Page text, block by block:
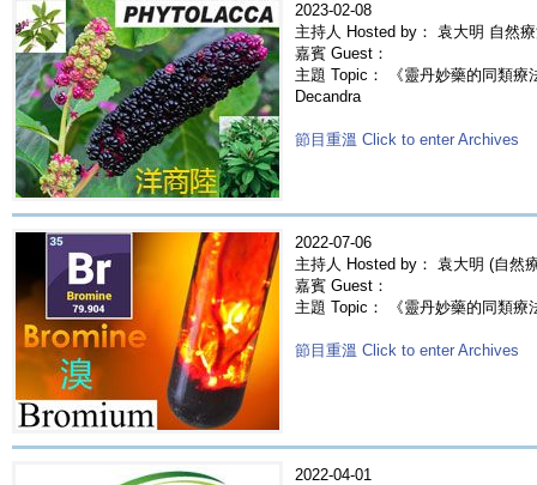
2023-02-08
主持人 Hosted by： 袁大明 自然
嘉賓 Guest：
主題 Topic： 《靈丹妙藥的同類
Decandra
節目重溫 Click to enter Archives
2022-07-06
主持人 Hosted by： 袁大明 (自然
嘉賓 Guest：
主題 Topic： 《靈丹妙藥的同類療
節目重溫 Click to enter Archives
2022-04-01